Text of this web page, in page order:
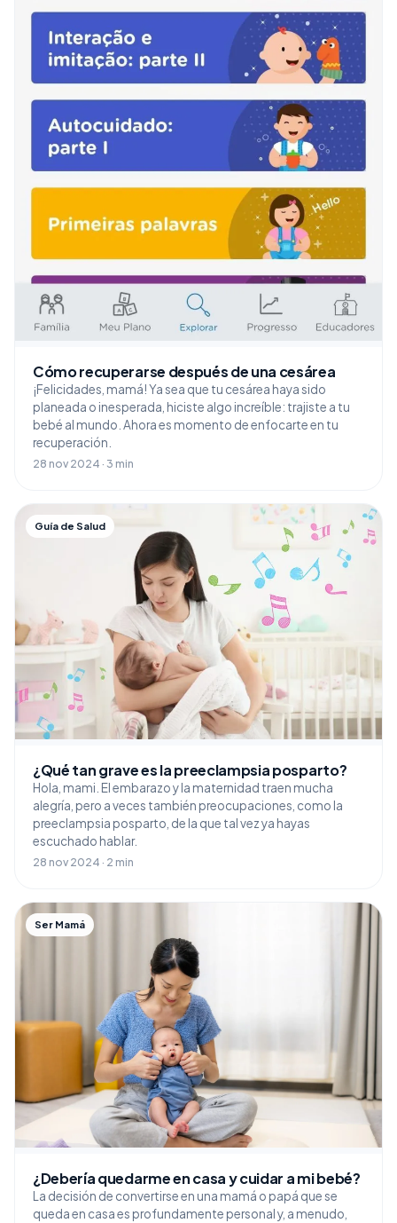
Cómo recuperarse después de una cesárea
¡Felicidades, mamá! Ya sea que tu cesárea haya sido
planeada o inesperada, hiciste algo increíble: trajiste a tu
bebé al mundo. Ahora es momento de enfocarte en tu
recuperación.
28 nov 2024 · 3 min
Guía de Salud
¿Qué tan grave es la preeclampsia posparto?
Hola, mami. El embarazo y la maternidad traen mucha
alegría, pero a veces también preocupaciones, como la
preeclampsia posparto, de la que tal vez ya hayas
escuchado hablar.
28 nov 2024 · 2 min
Ser Mamá
¿Debería quedarme en casa y cuidar a mi bebé?
La decisión de convertirse en una mamá o papá que se
queda en casa es profundamente personal y, a menudo,